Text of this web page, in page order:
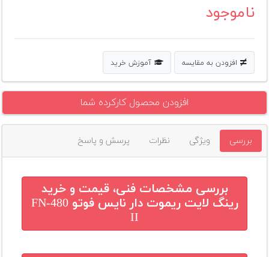
دوربین
ناموجود
افزودن به مقایسه آموزش خرید
افزودن محصول کارکرده شما
بررسی ویژگی نظرات پرسش و پاسخ
بررسی مشخصات فنی، قیمت و خرید
رینگ لایت ریموت دار نایس فوتو FN-480
II